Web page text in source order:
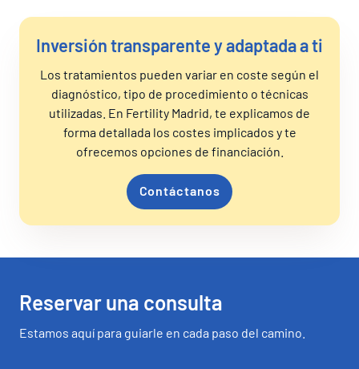
Inversión transparente y adaptada a ti
Los tratamientos pueden variar en coste según el
diagnóstico, tipo de procedimiento o técnicas
utilizadas. En Fertility Madrid, te explicamos de
forma detallada los costes implicados y te
ofrecemos opciones de financiación.
Contáctanos
Reservar una consulta
Estamos aquí para guiarle en cada paso del camino.